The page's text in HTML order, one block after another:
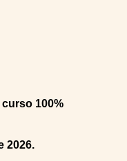
curso 100%
2026.